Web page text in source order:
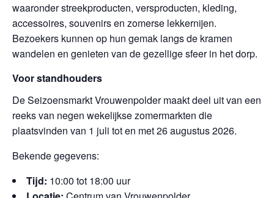
waaronder streekproducten, versproducten, kleding,
accessoires, souvenirs en zomerse lekkernijen.
Bezoekers kunnen op hun gemak langs de kramen
wandelen en genieten van de gezellige sfeer in het dorp.
Voor standhouders
De Seizoensmarkt Vrouwenpolder maakt deel uit van een
reeks van negen wekelijkse zomermarkten die
plaatsvinden van 1 juli tot en met 26 augustus 2026.
Bekende gegevens:
Tijd: 10:00 tot 18:00 uur